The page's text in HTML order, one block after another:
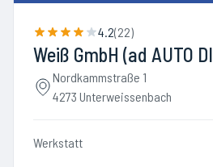
4.2(22)
Weiß GmbH (ad AUTO
Nordkammstraße 1
4273 Unterweissenbach
Werkstatt